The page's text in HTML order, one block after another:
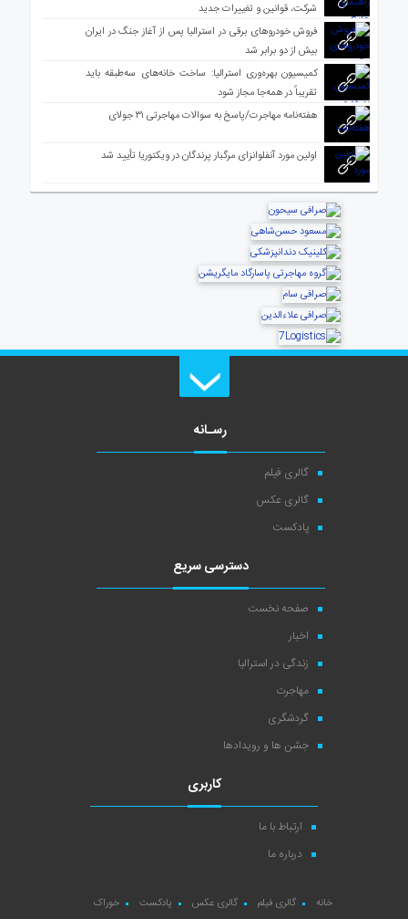
شرکت، قوانین و تغییرات جدید
فروش خودروهای برقی در استرالیا پس از آغاز جنگ در ایران
بیش از دو برابر شد
کمیسیون بهره‌وری استرالیا: ساخت خانه‌های سه‌طبقه باید
تقریباً در همه‌جا مجاز شود
هفته‌نامه مهاجرت/پاسخ به سوالات مهاجرتی ۳۱ جولای
اولین مورد آنفلوانزای مرگبار پرندگان در ویکتوریا تأیید شد
رسـانه
گالری فیلم
گالری عکس
پادکست
دسترسی سریع
صفحه نخست
اخبار
زندگی در استرالیا
مهاجرت
گردشگری
جشن ها و رویدادها
کاربری
ارتباط با ما
درباره ما
خانه گالری فیلم گالری عکس پادکست خوراک